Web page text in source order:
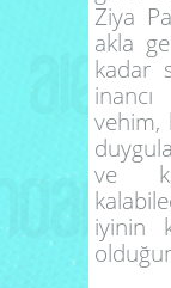
Ziya
akla
kadar
vehim,
ve
iyinin